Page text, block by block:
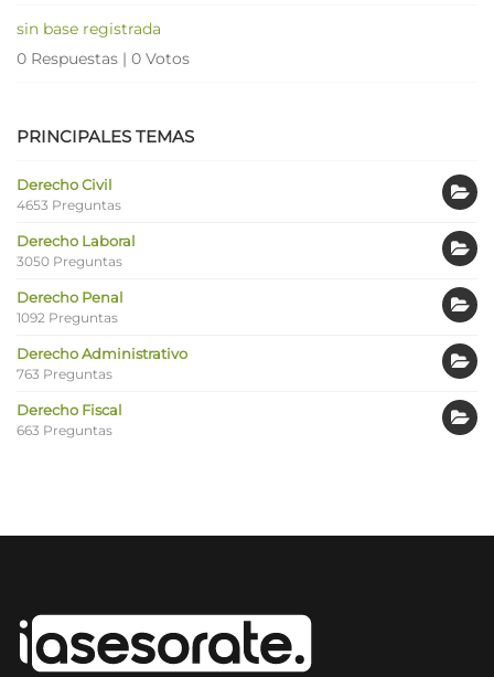
sin base registrada
0 Respuestas | 0 Votos
PRINCIPALES TEMAS
Derecho Civil
4653 Preguntas
Derecho Laboral
3050 Preguntas
Derecho Penal
1092 Preguntas
Derecho Administrativo
763 Preguntas
Derecho Fiscal
663 Preguntas